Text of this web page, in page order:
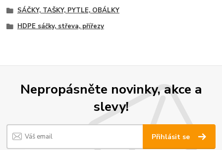
SÁČKY, TAŠKY, PYTLE, OBÁLKY
HDPE sáčky, střeva, přířezy
Nepropásněte novinky, akce a
slevy!
Přihlásit se